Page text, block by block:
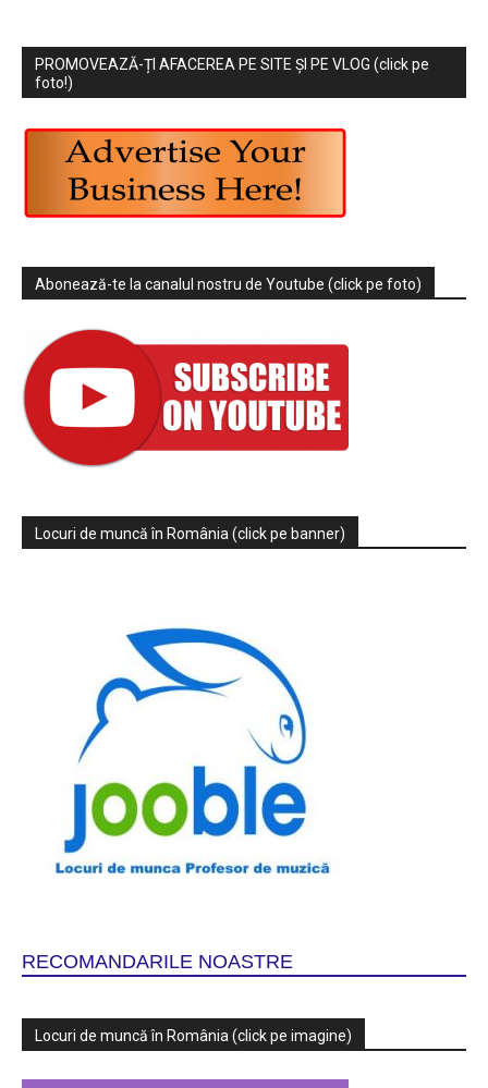
PROMOVEAZĂ-ȚI AFACEREA PE SITE ȘI PE VLOG (click pe
foto!)
Abonează-te la canalul nostru de Youtube (click pe foto)
Locuri de muncă în România (click pe banner)
RECOMANDARILE NOASTRE
Locuri de muncă în România (click pe imagine)